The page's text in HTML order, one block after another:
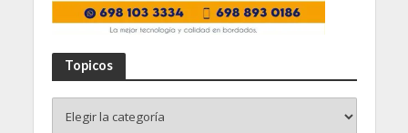
Topicos